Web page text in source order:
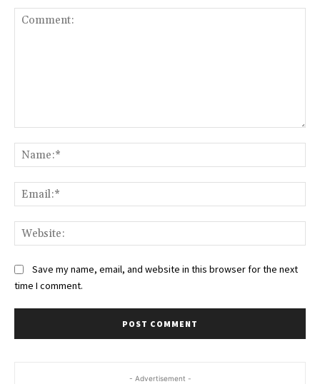
Save my name, email, and website in this browser for the next
time I comment.
- Advertisement -